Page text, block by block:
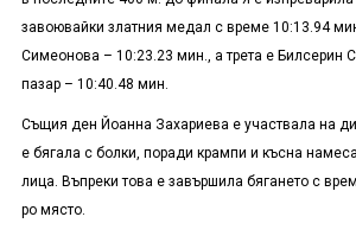
завоювайки златния медал с време 10:13.94
Симеонова – 10:23.23 мин., а трета е Билсерин
пазар – 10:40.48 мин.
Същия ден Йоанна Захариева е участвала на
е бягала с болки, поради крампи и късна
лица. Въпреки това е завършила бягането с
ро място.